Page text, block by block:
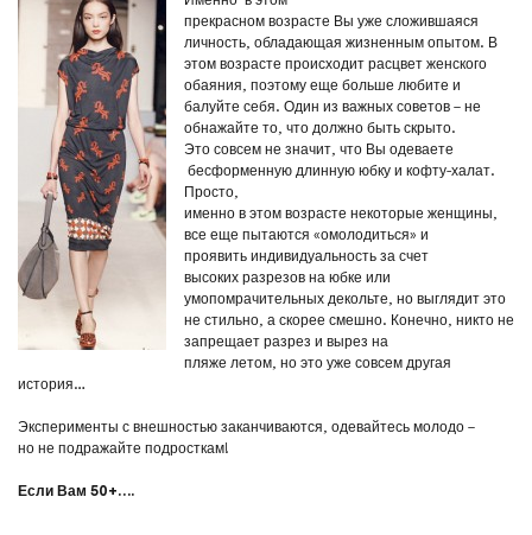
прекрасном возрасте Вы уже сложившаяся
личность, обладающая жизненным опытом. В
этом возрасте происходит расцвет женского
обаяния, поэтому еще больше любите и
балуйте себя. Один из важных советов – не
обнажайте то, что должно быть скрыто.
Это совсем не значит, что Вы одеваете
бесформенную длинную юбку и кофту-халат.
Просто,
именно в этом возрасте некоторые женщины,
все еще пытаются «омолодиться» и
проявить индивидуальность за счет
высоких разрезов на юбке или
умопомрачительных декольте, но выглядит это
не стильно, а скорее смешно. Конечно, никто не
запрещает разрез и вырез на
пляже летом, но это уже совсем другая
история…
Эксперименты с внешностью заканчиваются, одевайтесь молодо –
но не подражайте подросткам!
Если Вам 50+….